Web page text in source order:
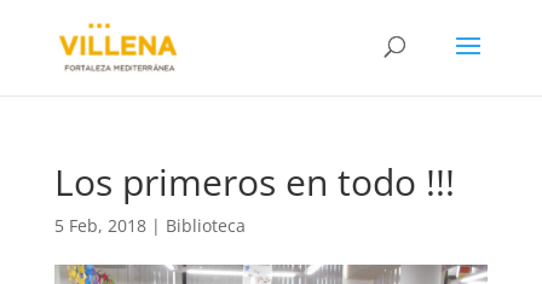
Los primeros en todo !!!
5 Feb, 2018| Biblioteca